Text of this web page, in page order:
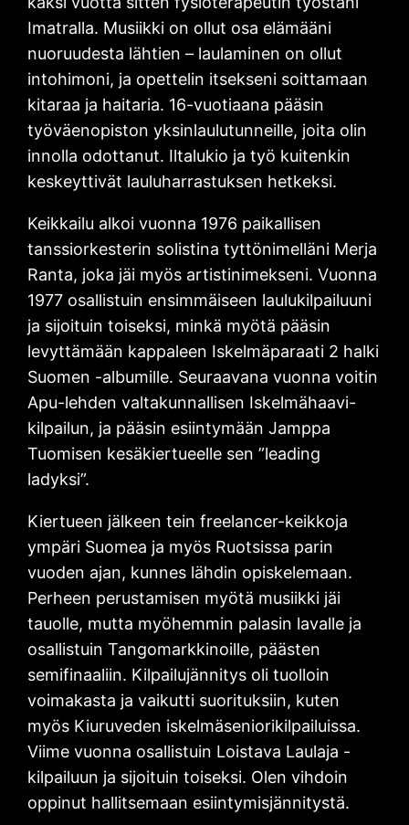
Imatralla. Musiikki on ollut osa elämääni
nuoruudesta lähtien – laulaminen on ollut
intohimoni, ja opettelin itsekseni soittamaan
kitaraa ja haitaria. 16-vuotiaana pääsin
työväenopiston yksinlaulutunneille, joita olin
innolla odottanut. Iltalukio ja työ kuitenkin
keskeyttivät lauluharrastuksen hetkeksi.
Keikkailu alkoi vuonna 1976 paikallisen
tanssiorkesterin solistina tyttönimelläni Merja
Ranta, joka jäi myös artistinimekseni. Vuonna
1977 osallistuin ensimmäiseen laulukilpailuuni
ja sijoituin toiseksi, minkä myötä pääsin
levyttämään kappaleen Iskelmäparaati 2 halki
Suomen -albumille. Seuraavana vuonna voitin
Apu-lehden valtakunnallisen Iskelmähaavi-
kilpailun, ja pääsin esiintymään Jamppa
Tuomisen kesäkiertueelle sen ”leading
ladyksi”.
Kiertueen jälkeen tein freelancer-keikkoja
ympäri Suomea ja myös Ruotsissa parin
vuoden ajan, kunnes lähdin opiskelemaan.
Perheen perustamisen myötä musiikki jäi
tauolle, mutta myöhemmin palasin lavalle ja
osallistuin Tangomarkkinoille, päästen
semifinaaliin. Kilpailujännitys oli tuolloin
voimakasta ja vaikutti suorituksiin, kuten
myös Kiuruveden iskelmäseniorikilpailuissa.
Viime vuonna osallistuin Loistava Laulaja -
kilpailuun ja sijoituin toiseksi. Olen vihdoin
oppinut hallitsemaan esiintymisjännitystä.